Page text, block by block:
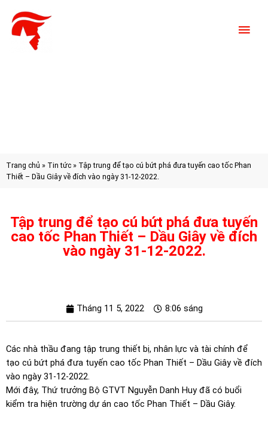
Trang chủ » Tin tức » Tập trung để tạo cú bứt phá đưa tuyến cao tốc Phan
Thiết – Dầu Giây về đích vào ngày 31-12-2022.
Tập trung để tạo cú bứt phá đưa tuyến
cao tốc Phan Thiết – Dầu Giây về đích
vào ngày 31-12-2022.
Tháng 11 5, 2022 8:06 sáng
Các nhà thầu đang tập trung thiết bị, nhân lực và tài chính để
tạo cú bứt phá đưa tuyến cao tốc Phan Thiết – Dầu Giây về đích
vào ngày 31-12-2022.
Mới đây, Thứ trưởng Bộ GTVT Nguyễn Danh Huy đã có buổi
kiểm tra hiện trường dự án cao tốc Phan Thiết – Dầu Giây.